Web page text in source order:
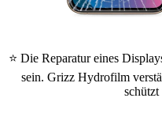
⭐ Die Reparatur eines
sein. Grizz Hydrofilm